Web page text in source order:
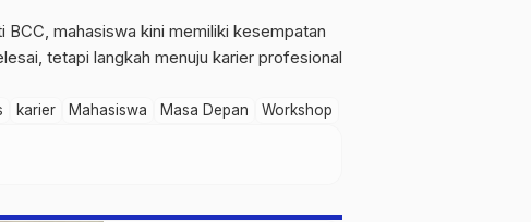
BCC, mahasiswa kini memiliki kesempatan
tetapi langkah menuju karier profesional
karier Mahasiswa Masa Depan Workshop